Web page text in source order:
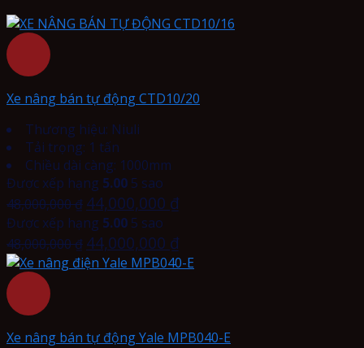
Xe nâng bán tự động CTD10/20
Thương hiệu: Niuli
Tải trọng: 1 tấn
Chiều dài càng: 1000mm
Được xếp hạng 5.00 5 sao
48,000,000₫ 44,000,000 ₫
Được xếp hạng 5.00 5 sao
48,000,000₫ 44,000,000 ₫
Xe nâng bán tự động Yale MPB040-E